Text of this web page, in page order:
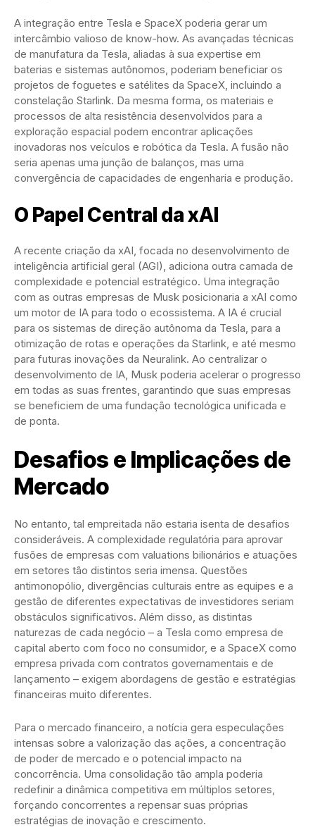
A integração entre Tesla e SpaceX poderia gerar um
intercâmbio valioso de know-how. As avançadas técnicas
de manufatura da Tesla, aliadas à sua expertise em
baterias e sistemas autônomos, poderiam beneficiar os
projetos de foguetes e satélites da SpaceX, incluindo a
constelação Starlink. Da mesma forma, os materiais e
processos de alta resistência desenvolvidos para a
exploração espacial podem encontrar aplicações
inovadoras nos veículos e robótica da Tesla. A fusão não
seria apenas uma junção de balanços, mas uma
convergência de capacidades de engenharia e produção.
O Papel Central da xAI
A recente criação da xAI, focada no desenvolvimento de
inteligência artificial geral (AGI), adiciona outra camada de
complexidade e potencial estratégico. Uma integração
com as outras empresas de Musk posicionaria a xAI como
um motor de IA para todo o ecossistema. A IA é crucial
para os sistemas de direção autônoma da Tesla, para a
otimização de rotas e operações da Starlink, e até mesmo
para futuras inovações da Neuralink. Ao centralizar o
desenvolvimento de IA, Musk poderia acelerar o progresso
em todas as suas frentes, garantindo que suas empresas
se beneficiem de uma fundação tecnológica unificada e
de ponta.
Desafios e Implicações de
Mercado
No entanto, tal empreitada não estaria isenta de desafios
consideráveis. A complexidade regulatória para aprovar
fusões de empresas com valuations bilionários e atuações
em setores tão distintos seria imensa. Questões
antimonopólio, divergências culturais entre as equipes e a
gestão de diferentes expectativas de investidores seriam
obstáculos significativos. Além disso, as distintas
naturezas de cada negócio – a Tesla como empresa de
capital aberto com foco no consumidor, e a SpaceX como
empresa privada com contratos governamentais e de
lançamento – exigem abordagens de gestão e estratégias
financeiras muito diferentes.
Para o mercado financeiro, a notícia gera especulações
intensas sobre a valorização das ações, a concentração
de poder de mercado e o potencial impacto na
concorrência. Uma consolidação tão ampla poderia
redefinir a dinâmica competitiva em múltiplos setores,
forçando concorrentes a repensar suas próprias
estratégias de inovação e crescimento.